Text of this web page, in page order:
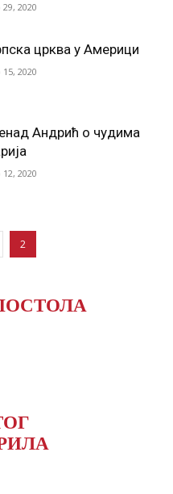
2020
црква у Америци
2020
Андрић о чудима
2020
2